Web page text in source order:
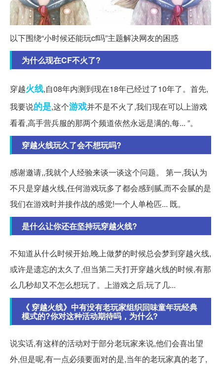
以下围绕“小时候还能玩cf吗”主题解决网友的困惑
为什么现在CF不火了?
穿越火线,自08年内测到现在18年已经过了10年了。首先,
我要说的是,这个游戏并不是不火了,我们现在可以上游戏
看看,高手营兵服的那两个频道依然永远是满的,每... ”。
穿越火线玩久了会不想玩吗?
感谢邀请,,我就个人经验来谈一谈这个问题。 第一,我认为
不只是穿越火线,任何游戏玩多了都会感到腻,而不会腻的是
我们在游戏时并接作战的感觉!一个人单枪匹... 既。
是什么让你还在坚持玩穿越火线?
不知道从什么时候开始,晚上做梦的时候总会梦到穿越火线,
或许是遗忘的太久了,但当第二天打开穿越火线的时候,有那
么几秒却又不怎么想玩了。上游戏之后,玩了几...
《 穿越火线》中有没有老玩家组织回味童年玩经典
模式的?你对这种活动期待吗，为什么?
说实话,有这样的活动对于部分老玩家来说,他们会喜出望
外,但是呢,有一点必须要面对的是,当年的老玩家真的老了,